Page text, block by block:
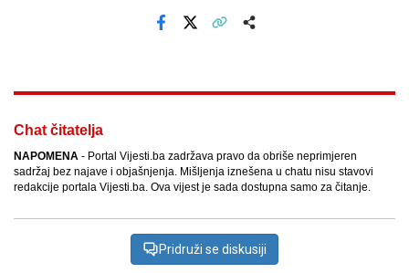
Chat čitatelja
NAPOMENA - Portal Vijesti.ba zadržava pravo da obriše neprimjeren
sadržaj bez najave i objašnjenja. Mišljenja iznešena u chatu nisu stavovi
redakcije portala Vijesti.ba. Ova vijest je sada dostupna samo za čitanje.
Pridruži se diskusiji